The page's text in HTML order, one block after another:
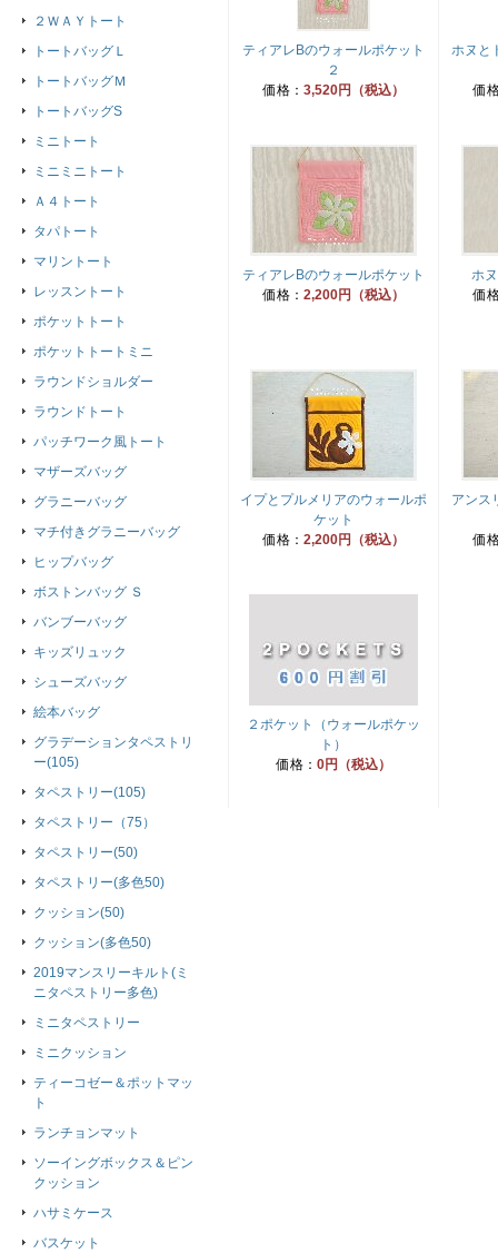
ティアレBのウォールポケット
２
価格： 3,520円（税込）
ホヌと
価
ティアレBのウォールポケット
価格： 2,200円（税込）
ホ
価
イプとプルメリアのウォールポ
ケット
価格： 2,200円（税込）
アンス
価
２ポケット（ウォールポケッ
ト）
価格： 0円（税込）
２ＷＡＹトート
トートバッグＬ
トートバッグＭ
トートバッグS
ミニトート
ミニミニトート
Ａ４トート
タパトート
マリントート
レッスントート
ポケットトート
ポケットトートミニ
ラウンドショルダー
ラウンドトート
パッチワーク風トート
マザーズバッグ
グラニーバッグ
マチ付きグラニーバッグ
ヒップバッグ
ボストンバッグ Ｓ
バンブーバッグ
キッズリュック
シューズバッグ
絵本バッグ
グラデーションタペストリ
ー(105)
タペストリー(105)
タペストリー（75）
タペストリー(50)
タペストリー(多色50)
クッション(50)
クッション(多色50)
2019マンスリーキルト(ミ
ニタペストリー多色)
ミニタペストリー
ミニクッション
ティーコゼー＆ポットマッ
ト
ランチョンマット
ソーイングボックス＆ピン
クッション
ハサミケース
バスケット